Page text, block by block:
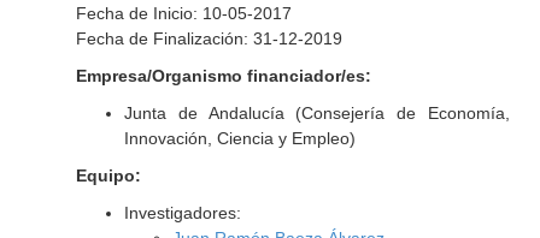
Fecha de Inicio: 10-05-2017
Fecha de Finalización: 31-12-2019
Empresa/Organismo financiador/es:
Junta de Andalucía (Consejería de Economía,
Innovación, Ciencia y Empleo)
Equipo:
Investigadores: